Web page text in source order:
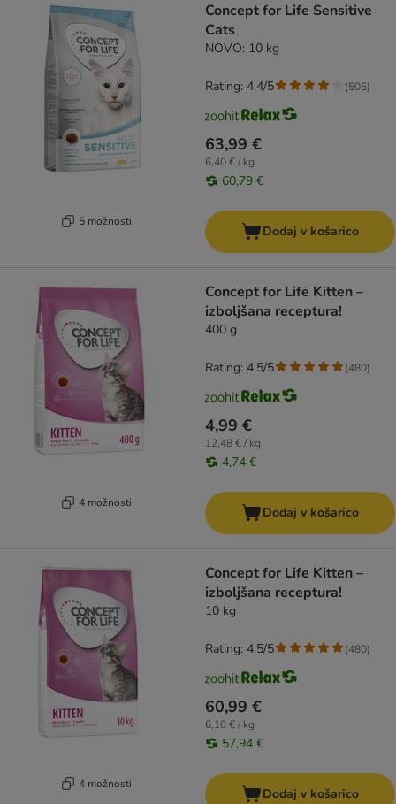
5 možnosti
Concept for Life Sensitive
Cats
NOVO: 10 kg
63,99 €
6,40 € / kg
60,79 €
Rating: 4.4/5 (505)
Dodaj v košarico
4 možnosti
Concept for Life Kitten –
izboljšana receptura!
400 g
4,99 €
12,48 € / kg
4,74 €
Rating: 4.5/5 (480)
Dodaj v košarico
4 možnosti
Concept for Life Kitten –
izboljšana receptura!
10 kg
60,99 €
6,10 € / kg
57,94 €
Rating: 4.5/5 (480)
Dodaj v košarico